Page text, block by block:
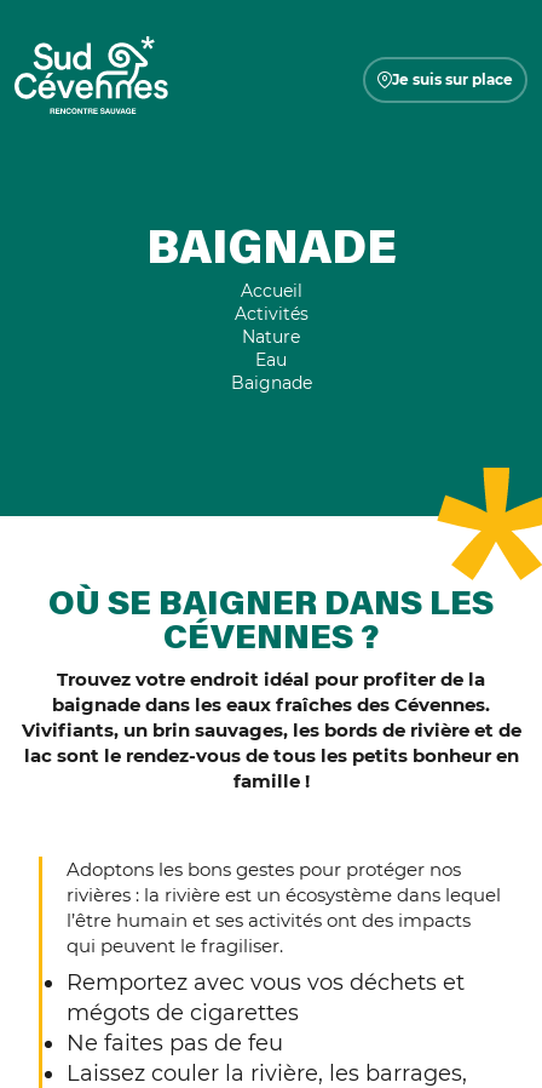
Je suis sur place
BAIGNADE
Accueil
Activités
Nature
Eau
Baignade
OÙ SE BAIGNER DANS LES
CÉVENNES ?
Trouvez votre endroit idéal pour profiter de la
baignade dans les eaux fraîches des Cévennes.
Vivifiants, un brin sauvages, les bords de rivière et de
lac sont le rendez-vous de tous les petits bonheur en
famille !
Adoptons les bons gestes pour protéger nos
rivières : la rivière est un écosystème dans lequel
l’être humain et ses activités ont des impacts
qui peuvent le fragiliser.
Remportez avec vous vos déchets et
mégots de cigarettes
Ne faites pas de feu
Laissez couler la rivière, les barrages,